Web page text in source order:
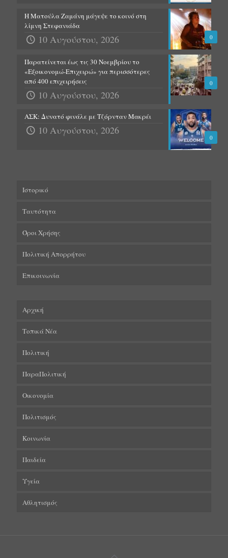
0
Η Ματούλα Ζαμάνη μάγεψε το κοινό στη
λίμνη Στεφανιάδα
10 Αυγούστου, 2026
0
Παρατείνεται έως τις 30 Νοεμβρίου το
«Εξοικονομώ-Επιχειρώ» για περισσότερες
από 400 επιχειρήσεις
10 Αυγούστου, 2026
0
ΑΣΚ: Δυνατό φινάλε με Τζόρνταν Μακρέι
10 Αυγούστου, 2026
Ιστορικό
Ταυτότητα
Όροι Χρήσης
Πολιτική Απορρήτου
Επικοινωνία
Αρχική
Τοπικά Νέα
Πολιτική
ΠαραΠολιτική
Οικονομία
Πολιτισμός
Κοινωνία
Παιδεία
Υγεία
Αθλητισμός